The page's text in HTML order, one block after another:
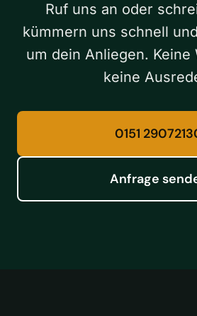
Ruf uns an oder
kümmern uns schnell
um dein Anliegen. Keine
keine
0151
Anfrage